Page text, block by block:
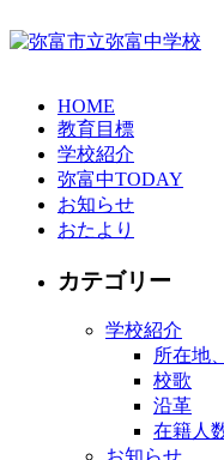
HOME
教育目標
学校紹介
弥富中TODAY
お知らせ
おたより
カテゴリー
学校紹介
所在地
校歌
沿革
在籍人